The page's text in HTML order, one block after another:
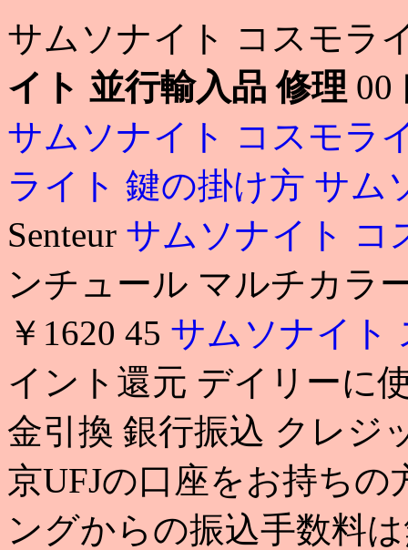
サムソナイト コスモラ
イト 並行輸入品 修理 00
サムソナイト コスモラ
ライト 鍵の掛け方 サム
Senteur サムソナイト コ
ンチュール マルチカラ
￥1620 45 サムソナイト
イント還元 デイリーに
金引換 銀行振込 クレジ
京UFJの口座をお持ち
ングからの振込手数料